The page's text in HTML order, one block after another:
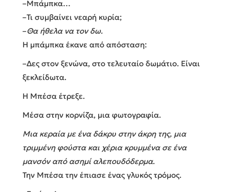
–Μπάμπκα…
–Τι συμβαίνει νεαρή κυρία;
–Θα ήθελα να τον δω.
Η μπάμπκα έκανε από απόσταση:
–Δες στον ξενώνα, στο τελευταίο δωμάτιο. Είναι
ξεκλείδωτα.
Η Μπέσα έτρεξε.
Μέσα στην κορνίζα, μια φωτογραφία.
Μια κεραία με ένα δάκρυ στην άκρη της, μια
τριμμένη φούστα και χέρια κρυμμένα σε ένα
μανσόν από ασημί αλεπουδόδερμα.
Την Μπέσα την έπιασε ένας γλυκός τρόμος.